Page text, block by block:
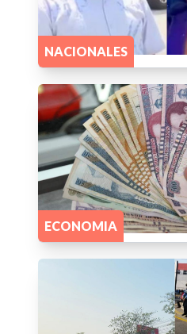
NACIONALES
ECONOMIA